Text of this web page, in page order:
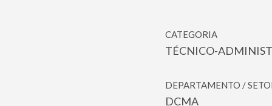
CATEGORIA
TÉCNICO-
DEPARTAMENTO /
DCMA